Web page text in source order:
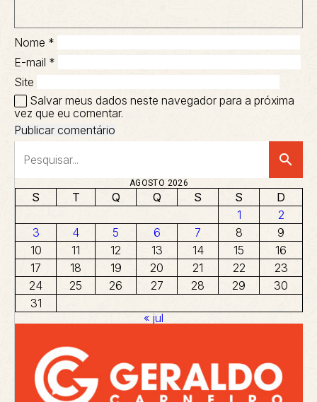
Nome *
E-mail *
Site
Salvar meus dados neste navegador para a próxima
vez que eu comentar.
search
AGOSTO 2026
S T Q Q S S
D
1
2
3
4 5 6 7 8
9
10
11 12 13 14 15
16
17
18 19 20 21 22
23
24
25 26 27 28 29
30
31
« jul